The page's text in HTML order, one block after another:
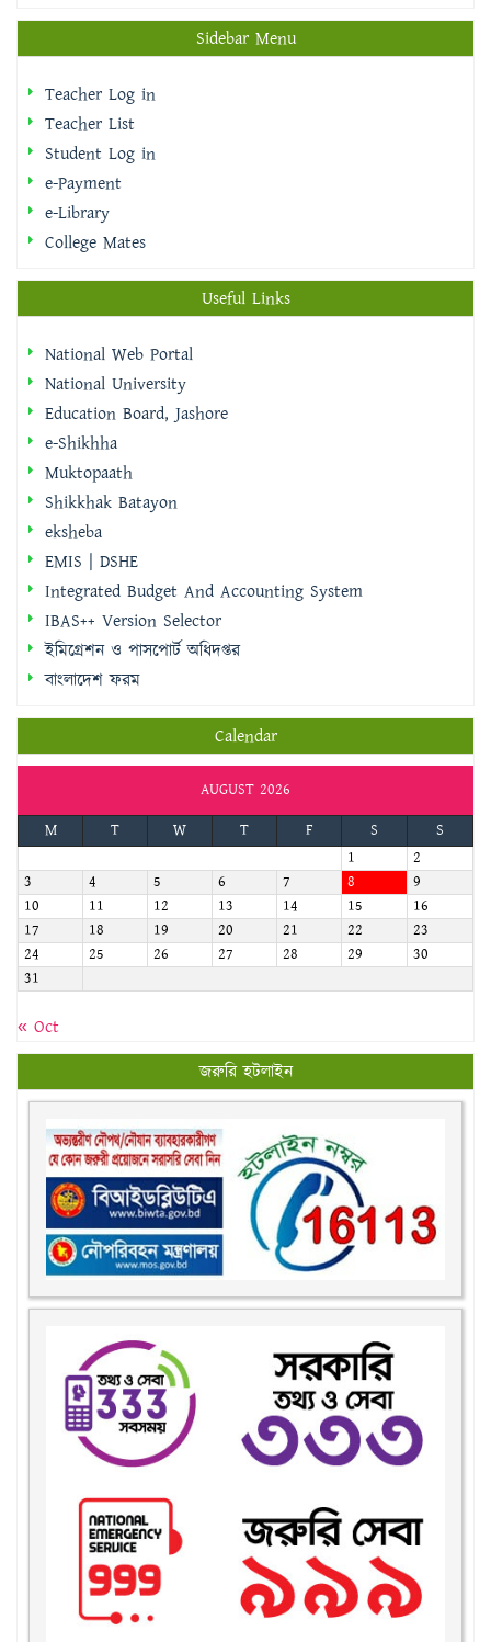
Sidebar Menu
Teacher Log in
Teacher List
Student Log in
e-Payment
e-Library
College Mates
Useful Links
National Web Portal
National University
Education Board, Jashore
e-Shikhha
Muktopaath
Shikkhak Batayon
eksheba
EMIS | DSHE
Integrated Budget And Accounting System
IBAS++ Version Selector
ইমিগ্রেশন ও পাসপোর্ট অধিদপ্তর
বাংলাদেশ ফরম
Calendar
AUGUST 2026
M
T W T F S
S
1
2
3
4 5 6 7 8
9
10
11 12 13 14 15
16
17
18 19 20 21 22
23
24
25 26 27 28 29
30
31
« Oct
জরুরি হটলাইন